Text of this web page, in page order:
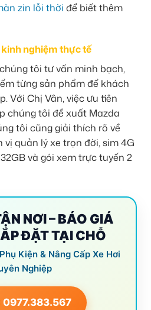
zin lỗi thời để biết thêm
nghiệm thực tế
tôi tư vấn minh bạch,
từng sản phẩm để khách
Với Chị Vân, việc ưu tiên
chúng tôi đề xuất Mazda
tôi cũng giải thích rõ về
quản lý xe trọn đời, sim 4G
và gói xem trực tuyến 2
NƠI – BÁO GIÁ
ĐẶT TẠI CHỖ
Kiện & Nâng Cấp Xe Hơi
Nghiệp
0977.383.567